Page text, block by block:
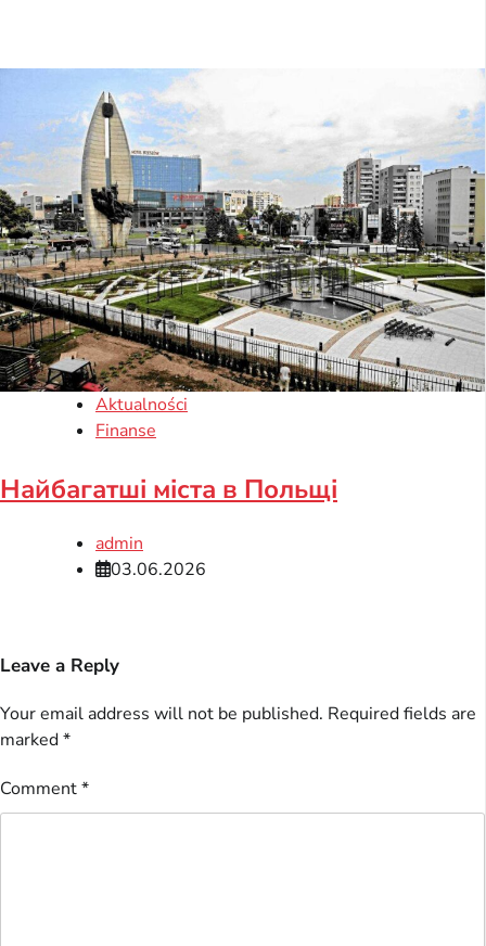
Aktualności
Finanse
Найбагатші міста в Польщі
admin
03.06.2026
Leave a Reply
Your email address will not be published. Required fields are
marked*
Comment*